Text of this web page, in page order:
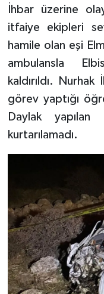
İhbar üzerine
itfaiye ekipleri
hamile olan eşi
ambulansla
kaldırıldı.
görev yaptığı
Daylak
kurtarılamadı.
TEKNOLOJİ
YAŞAM
KÜLTÜR SANAT